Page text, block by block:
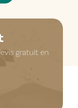
gratuit en